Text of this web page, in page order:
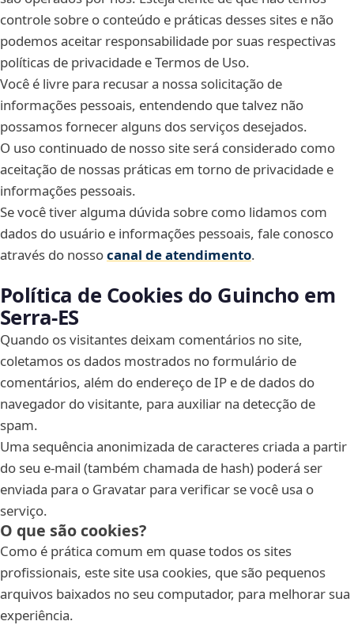
controle sobre o conteúdo e práticas desses sites e não
podemos aceitar responsabilidade por suas respectivas
políticas de privacidade e Termos de Uso.
Você é livre para recusar a nossa solicitação de
informações pessoais, entendendo que talvez não
possamos fornecer alguns dos serviços desejados.
O uso continuado de nosso site será considerado como
aceitação de nossas práticas em torno de privacidade e
informações pessoais.
Se você tiver alguma dúvida sobre como lidamos com
dados do usuário e informações pessoais, fale conosco
através do nossocanal de atendimento.
Política de Cookies do Guincho em
Serra‑ES
Quando os visitantes deixam comentários no site,
coletamos os dados mostrados no formulário de
comentários, além do endereço de IP e de dados do
navegador do visitante, para auxiliar na detecção de
spam.
Uma sequência anonimizada de caracteres criada a partir
do seu e-mail (também chamada de hash) poderá ser
enviada para o Gravatar para verificar se você usa o
serviço.
O que são cookies?
Como é prática comum em quase todos os sites
profissionais, este site usa cookies, que são pequenos
arquivos baixados no seu computador, para melhorar sua
experiência.